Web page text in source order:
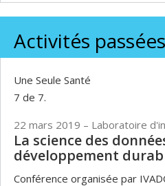
Activités passées
Une Seule Santé
7 de 7.
22 mars 2019 – Laboratoire
La science des
développement
Conférence organisée par